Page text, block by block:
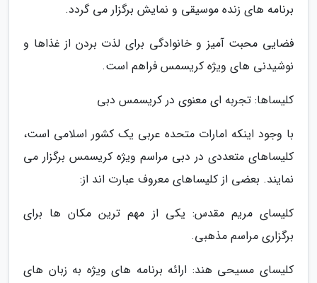
برنامه های زنده موسیقی و نمایش برگزار می گردد.
فضایی محبت آمیز و خانوادگی برای لذت بردن از غذاها و
نوشیدنی های ویژه کریسمس فراهم است.
کلیساها: تجربه ای معنوی در کریسمس دبی
با وجود اینکه امارات متحده عربی یک کشور اسلامی است،
کلیساهای متعددی در دبی مراسم ویژه کریسمس برگزار می
نمایند. بعضی از کلیساهای معروف عبارت اند از:
کلیسای مریم مقدس: یکی از مهم ترین مکان ها برای
برگزاری مراسم مذهبی.
کلیسای مسیحی هند: ارائه برنامه های ویژه به زبان های